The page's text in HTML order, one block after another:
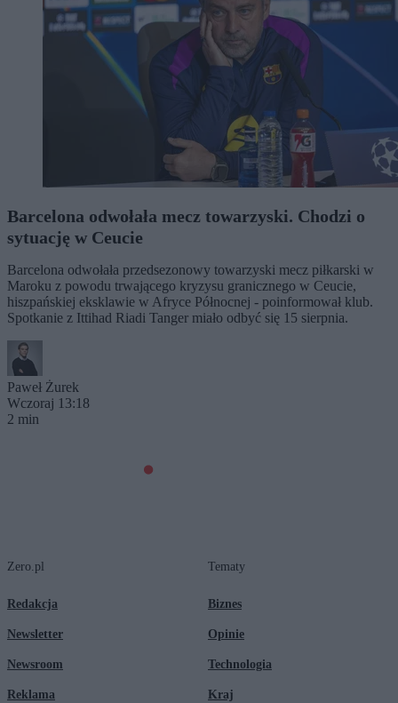
Barcelona odwołała mecz towarzyski. Chodzi o
sytuację w Ceucie
Barcelona odwołała przedsezonowy towarzyski mecz piłkarski w
Maroku z powodu trwającego kryzysu granicznego w Ceucie,
hiszpańskiej eksklawie w Afryce Północnej - poinformował klub.
Spotkanie z Ittihad Riadi Tanger miało odbyć się 15 sierpnia.
Paweł Żurek
Wczoraj 13:18
2 min
Zero.pl
Redakcja
Newsletter
Newsroom
Reklama
Tematy
Biznes
Opinie
Technologia
Kraj